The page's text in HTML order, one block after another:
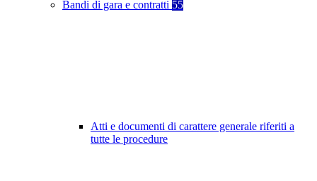
Bandi di gara e contratti 55
Atti e documenti di carattere generale riferiti a
tutte le procedure